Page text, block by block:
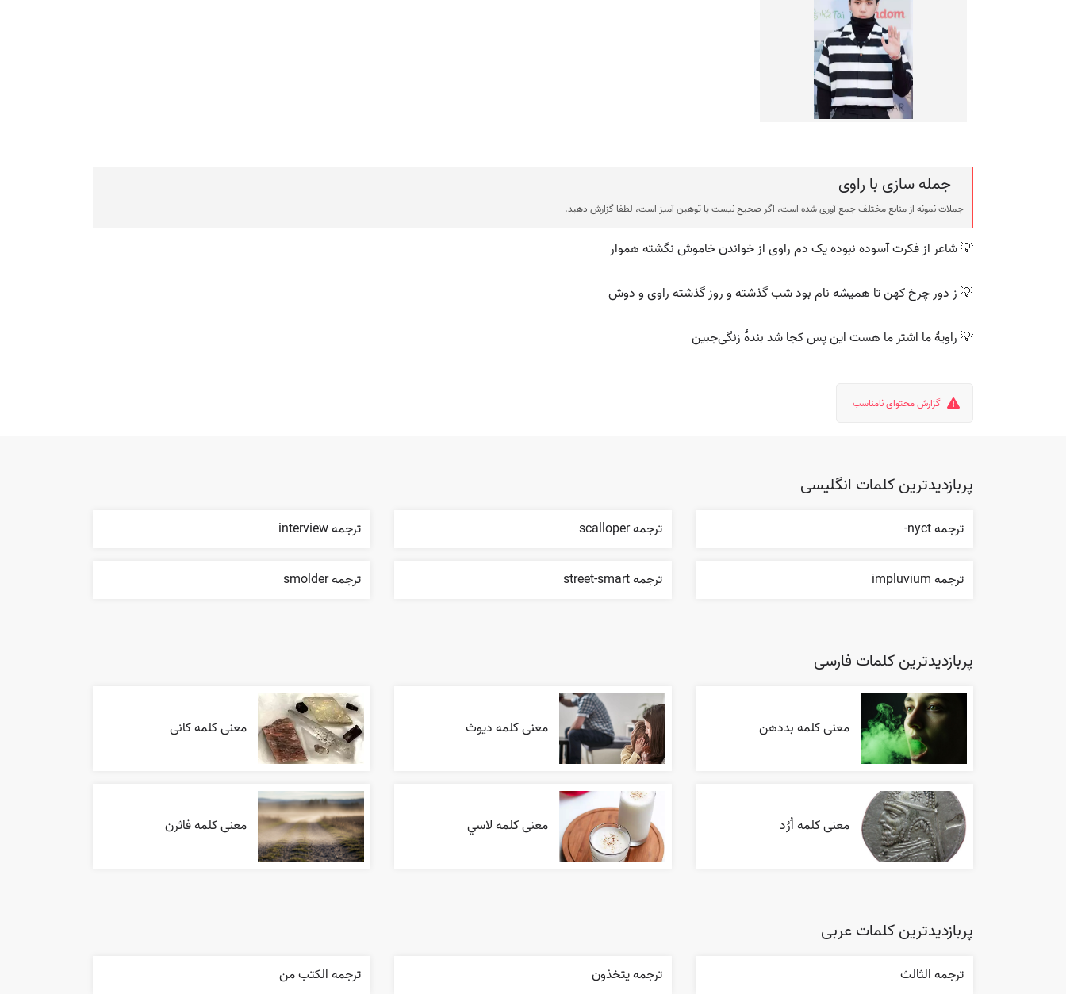
جمله سازی با راوی
جملات نمونه از منابع مختلف جمع آوری شده است، اگر صحیح نیست یا توهین آمیز است، لطفا گزارش دهید.
💡 شاعر از فکرت آسوده نبوده یک دم راوی از خواندن خاموش نگشته هموار
💡 ز دور چرخ کهن تا همیشه نام بود شب گذشته و روز گذشته راوی و دوش
💡 راویهٔ ما اشتر ما هست این پس کجا شد بندهٔ زنگی‌جبین
گزارش محتوای نامناسب
پربازدیدترین کلمات انگلیسی
ترجمه nyct- ترجمه scalloper ترجمه interview
ترجمه impluvium ترجمه street-smart ترجمه smolder
پربازدیدترین کلمات فارسی
معنی کلمه بددهن معنی کلمه دیوث معنی کلمه کانی
معنی کلمه اُرُد معنی کلمه لاسي معنی کلمه فاثرن
پربازدیدترین کلمات عربی
ترجمه الثالث ترجمه يتخذون ترجمه الکتب من